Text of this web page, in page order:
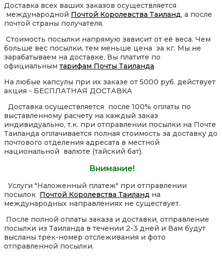
Доставка всех ваших заказов осуществляется
международной Почтой Королевства Таиланд, а после
почтой страны получателя.
Стоимость посылки напрямую зависит от её веса. Чем
больше вес посылки, тем меньше цена за кг. Мы не
зарабатываем на доставке, Вы платите по
официальным тарифам Почты Таиланда.
На любые капсулы при их заказе от 5000 руб. действует
акция - БЕСПЛАТНАЯ ДОСТАВКА
Доставка осуществляется после 100% оплаты по
выставленному расчету на каждый заказ
индивидуально, т.к. при отправлении посылки на Почте
Таиланда оплачивается полная стоимость за доставку до
почтового отделения адресата в местной
национальной валюте (тайский бат).
Внимание!
Услуги "Наложенный платеж" при отправлении
посылок Почтой Королевства Таиланд на
международных направлениях не существует.
После полной оплаты заказа и доставки, отправление
посылки из Таиланда в течении 2-3 дней и Вам будут
высланы трек-номер отслеживания и фото
отправленной посылки.